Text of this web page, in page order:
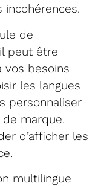
de
peut être
vos besoins
les langues
personnaliser
marque.
d’afficher les
multilingue